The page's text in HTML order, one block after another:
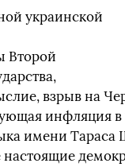
украинской
Второй
взрыв на
инфляция в
имени Тараса